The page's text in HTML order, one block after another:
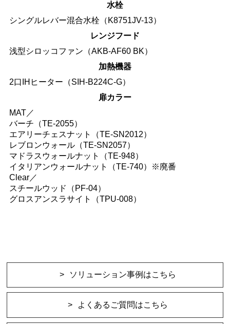
水栓
シングルレバー混合水栓（K8751JV-13）
レンジフード
浅型シロッコファン（AKB-AF60 BK）
加熱機器
2口IHヒーター（SIH-B224C-G）
扉カラー
MAT／
バーチ（TE-2055）
エアリーチェスナット（TE-SN2012）
レブロンウォール（TE-SN2057）
マドラスウォールナット（TE-948）
イタリアンウォールナット（TE-740）※廃番
Clear／
スチールウッド（PF-04）
グロスアンスラサイト（TPU-008）
ソリューション事例はこちら
よくあるご質問はこちら